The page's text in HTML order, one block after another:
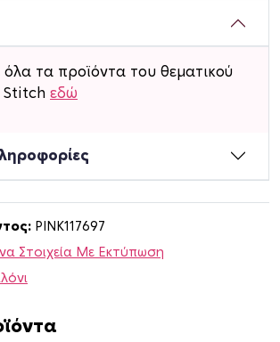
τα προϊόντα του θεματικού
Stitch εδώ
PINK117697
Στοιχεία Με Εκτύπωση